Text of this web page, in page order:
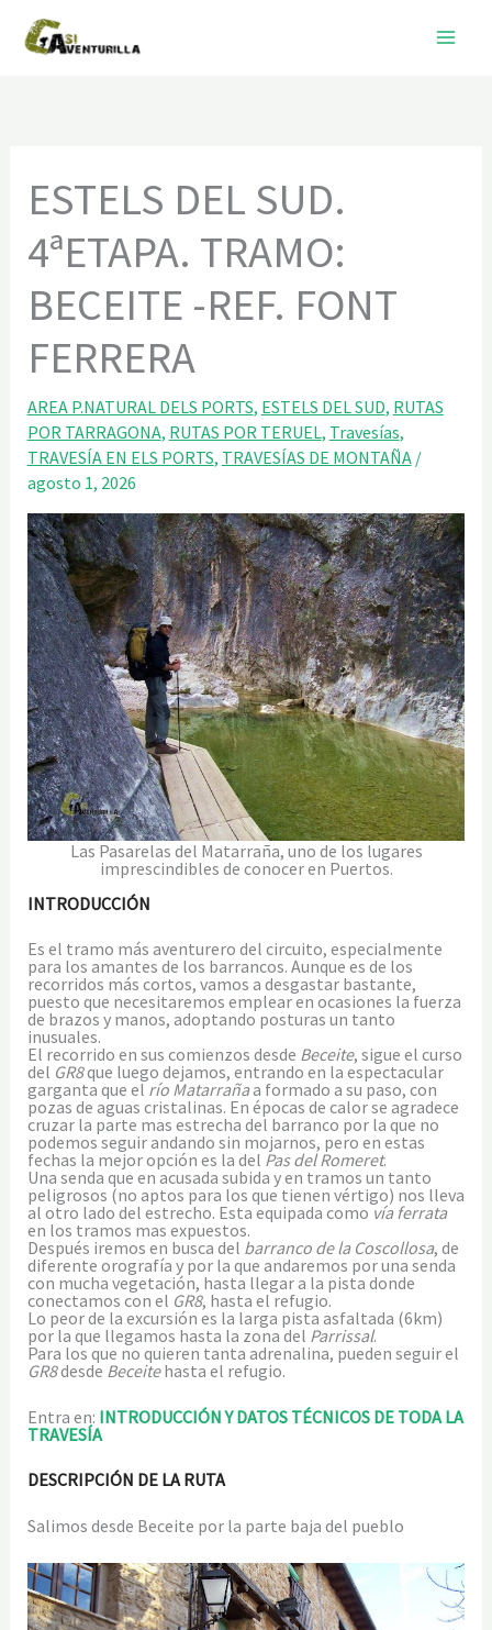
contenido
ESTELS DEL SUD.
4ªETAPA. TRAMO:
BECEITE -REF. FONT
FERRERA
AREA P.NATURAL DELS PORTS, ESTELS DEL SUD, RUTAS
POR TARRAGONA, RUTAS POR TERUEL, Travesías,
TRAVESÍA EN ELS PORTS, TRAVESÍAS DE MONTAÑA/
agosto 1, 2026
Las Pasarelas del Matarraña, uno de los lugares
imprescindibles de conocer en Puertos.
INTRODUCCIÓN
Es el tramo más aventurero del circuito, especialmente
para los amantes de los barrancos. Aunque es de los
recorridos más cortos, vamos a desgastar bastante,
puesto que necesitaremos emplear en ocasiones la fuerza
de brazos y manos, adoptando posturas un tanto
inusuales.
El recorrido en sus comienzos desde Beceite, sigue el curso
del GR8que luego dejamos, entrando en la espectacular
garganta que el río Matarrañaa formado a su paso, con
pozas de aguas cristalinas. En épocas de calor se agradece
cruzar la parte mas estrecha del barranco por la que no
podemos seguir andando sin mojarnos, pero en estas
fechas la mejor opción es la del Pas del Romeret.
Una senda que en acusada subida y en tramos un tanto
peligrosos (no aptos para los que tienen vértigo) nos lleva
al otro lado del estrecho. Esta equipada como vía ferrata
en los tramos mas expuestos.
Después iremos en busca del barranco de la Coscollosa, de
diferente orografía y por la que andaremos por una senda
con mucha vegetación, hasta llegar a la pista donde
conectamos con el GR8, hasta el refugio.
Lo peor de la excursión es la larga pista asfaltada (6km)
por la que llegamos hasta la zona del Parrissal.
Para los que no quieren tanta adrenalina, pueden seguir el
GR8desde Beceitehasta el refugio.
Entra en: INTRODUCCIÓN Y DATOS TÉCNICOS DE TODA LA
TRAVESÍA
DESCRIPCIÓN DE LA RUTA
Salimos desde Beceite por la parte baja del pueblo